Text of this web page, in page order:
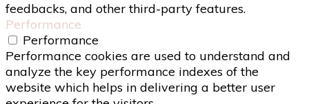
feedbacks, and other third-party features.
Performance
Performance
Performance cookies are used to understand and
analyze the key performance indexes of the
website which helps in delivering a better user